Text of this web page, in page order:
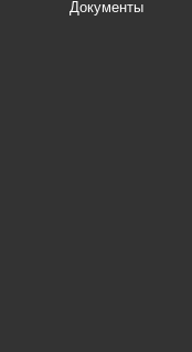
Документы